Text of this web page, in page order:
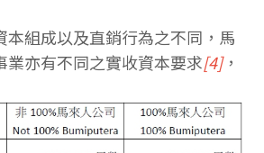
本組成以及直銷行為之不同，馬
業亦有不同之實收資本要求[4]，